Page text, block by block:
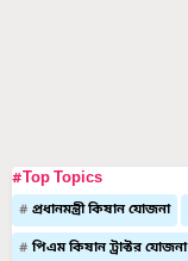
#Top Topics
প্রধানমন্ত্রী কিষান যোজনা
পিএম কিষান ট্রাক্টর যোজনা